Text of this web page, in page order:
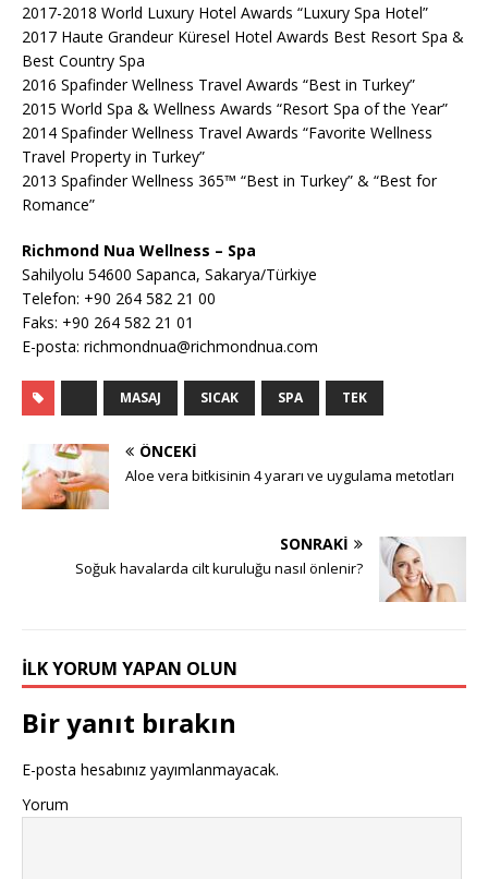
2017-2018 World Luxury Hotel Awards “Luxury Spa Hotel”
2017 Haute Grandeur Küresel Hotel Awards Best Resort Spa &
Best Country Spa
2016 Spafinder Wellness Travel Awards “Best in Turkey”
2015 World Spa & Wellness Awards “Resort Spa of the Year”
2014 Spafinder Wellness Travel Awards “Favorite Wellness
Travel Property in Turkey”
2013 Spafinder Wellness 365™ “Best in Turkey” & “Best for
Romance”
Richmond Nua Wellness – Spa
Sahilyolu 54600 Sapanca, Sakarya/Türkiye
Telefon: +90 264 582 21 00
Faks: +90 264 582 21 01
E-posta: richmondnua@richmondnua.com
MASAJ SICAK SPA TEK
ÖNCEKI
Aloe vera bitkisinin 4 yararı ve uygulama metotları
SONRAKI
Soğuk havalarda cilt kuruluğu nasıl önlenir?
İLK YORUM YAPAN OLUN
Bir yanıt bırakın
E-posta hesabınız yayımlanmayacak.
Yorum